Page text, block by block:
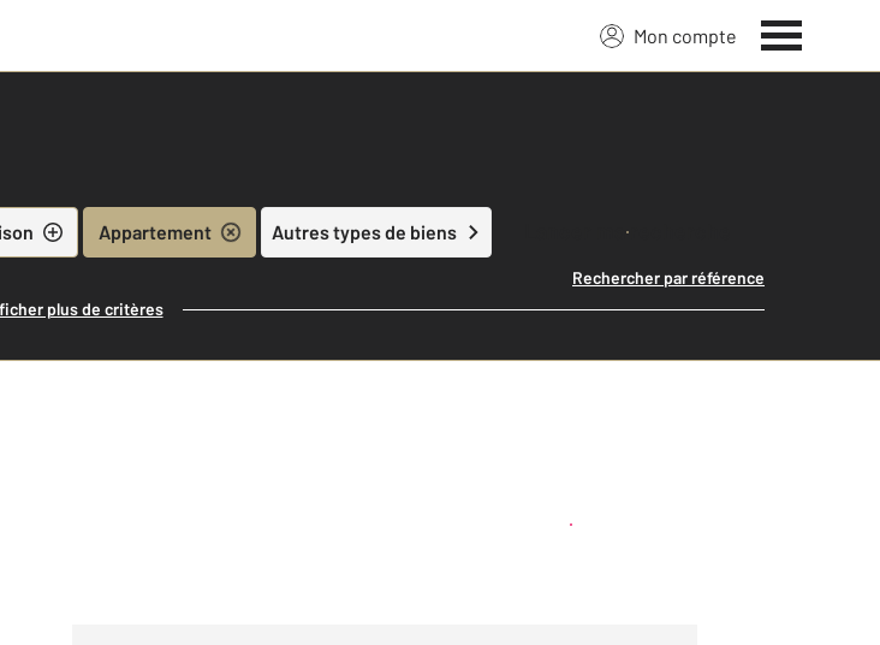
Mon compte
Appartement Autres types de biens Lancer ma recherche
Rechercher par référence
plus de critères
Créer une alerte